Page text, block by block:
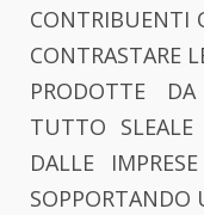
CONTRIBUENTI
CONTRASTARE
PRODOTTE
TUTTO SLEALE
DALLE
SOPPORTANDO